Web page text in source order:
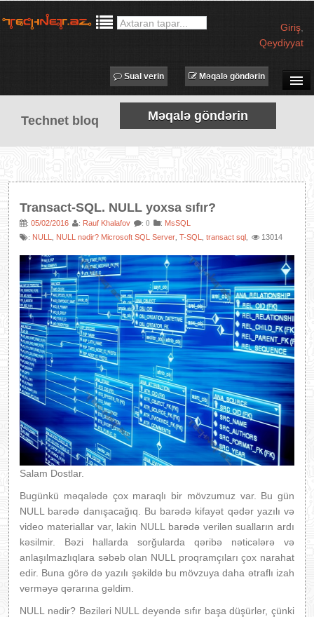
Giriş
Qeydiyyat
SUAL-CAVAB
TECHNET TV
MƏQALƏLƏR
AVADANLIQLAR
IT LÜĞƏT
XƏBƏRLƏR
Məqalə göndərin
Sual verin
Technet bloq Məqalə göndərin
Transact-SQL. NULL yoxsa sıfır?
: 05/02/2016 : Rauf Khalafov : 0 : MsSQL
: NULL NULL nədir? Microsoft SQL Server T-SQL transact sql 13014
Salam Dostlar.
Bugünkü məqalədə çox maraqlı bir mövzumuz var. Bu gün
NULL barədə danışacağıq. Bu barədə kifayət qədər yazılı və
video materiallar var, lakin NULL barədə verilən sualların ardı
kəsilmir. Bəzi hallarda sorğularda qəribə nəticələrə və
anlaşılmazlıqlara səbəb olan NULL proqramçıları çox narahat
edir. Buna görə də yazılı şəkildə bu mövzuya daha ətraflı izah
verməyə qərarına gəldim.
NULL nədir? Bəziləri NULL deyəndə sıfır başa düşürlər, çünki